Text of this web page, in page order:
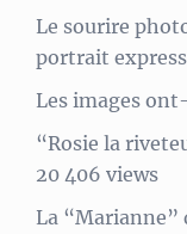
Le sourire
portrait
Les images
“Rosie la
20 406 views
La “Marianne”